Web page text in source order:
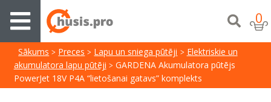
0
Sākums Preces Lapu un sniega pūtēji
Elektriskie un
akumulatora lapu pūtēji
GARDENA Akumulatora pūtējs
PowerJet 18V P4A “lietošanai gatavs” komplekts